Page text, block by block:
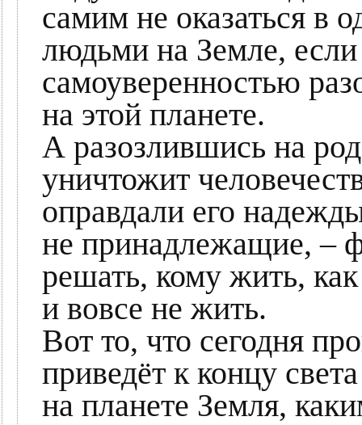
самим не оказаться в
людьми на Земле,
самоуверенностью
на этой планете.
А разозлившись на
уничтожит
оправдали его
не принадлежащие, –
решать, кому жить,
и вовсе не жить.
Вот то, что сегодня
приведёт к концу
на планете Земля,